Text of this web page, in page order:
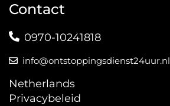
Contact
0970-10241818
info@ontstoppingsdienst24uur.nl
Netherlands
Privacybeleid